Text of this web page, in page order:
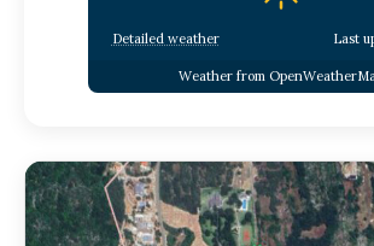
Detailed weather Last
Weather from